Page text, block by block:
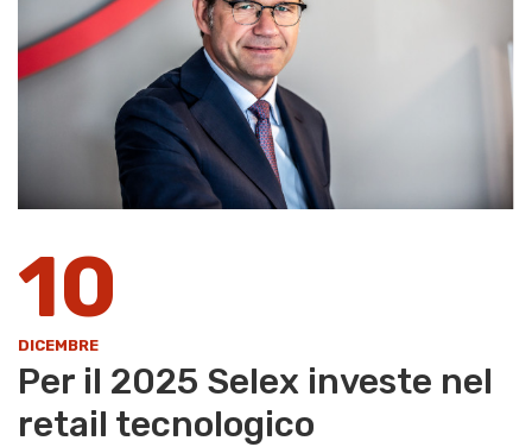
10
DICEMBRE
Per il 2025 Selex investe nel
retail tecnologico